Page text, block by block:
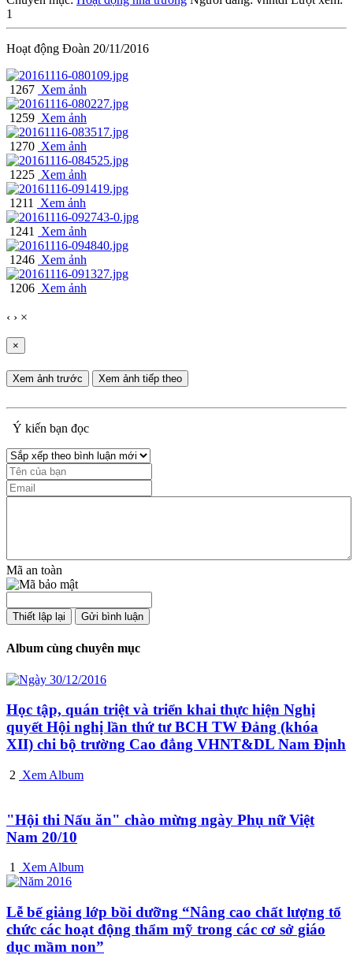
1
Hoạt động Đoàn 20/11/2016
1267 Xem ảnh
1259 Xem ảnh
1270 Xem ảnh
1225 Xem ảnh
1211 Xem ảnh
1241 Xem ảnh
1246 Xem ảnh
1206 Xem ảnh
‹ › ×
×
Xem ảnh trước Xem ảnh tiếp theo
Ý kiến bạn đọc
Mã an toàn
Album cùng chuyên mục
Học tập, quán triệt và triển khai thực hiện Nghị
quyết Hội nghị lần thứ tư BCH TW Đảng (khóa
XII) chi bộ trường Cao đẳng VHNT&DL Nam Định
2 Xem Album
"Hội thi Nấu ăn" chào mừng ngày Phụ nữ Việt
Nam 20/10
1 Xem Album
Lễ bế giảng lớp bồi dưỡng “Nâng cao chất lượng tổ
chức các hoạt động thẩm mỹ trong các cơ sở giáo
dục mầm non”